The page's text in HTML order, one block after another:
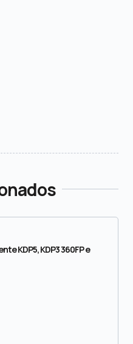
KDP5, KDP3 360FP e